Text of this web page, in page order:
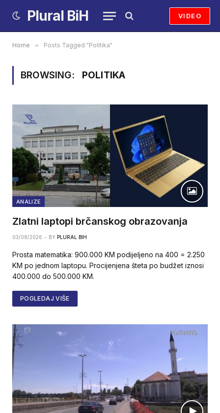
Plural BiH VIDEO
Home » Posts Tagged "Politika"
BROWSING: POLITIKA
ANALIZE
Zlatni laptopi brčanskog obrazovanja
03/08/2026 BY PLURAL BIH
Prosta matematika: 900.000 KM podijeljeno na 400 = 2.250
KM po jednom laptopu. Procijenjena šteta po budžet iznosi
400.000 do 500.000 KM.
POGLEDAJ VIŠE